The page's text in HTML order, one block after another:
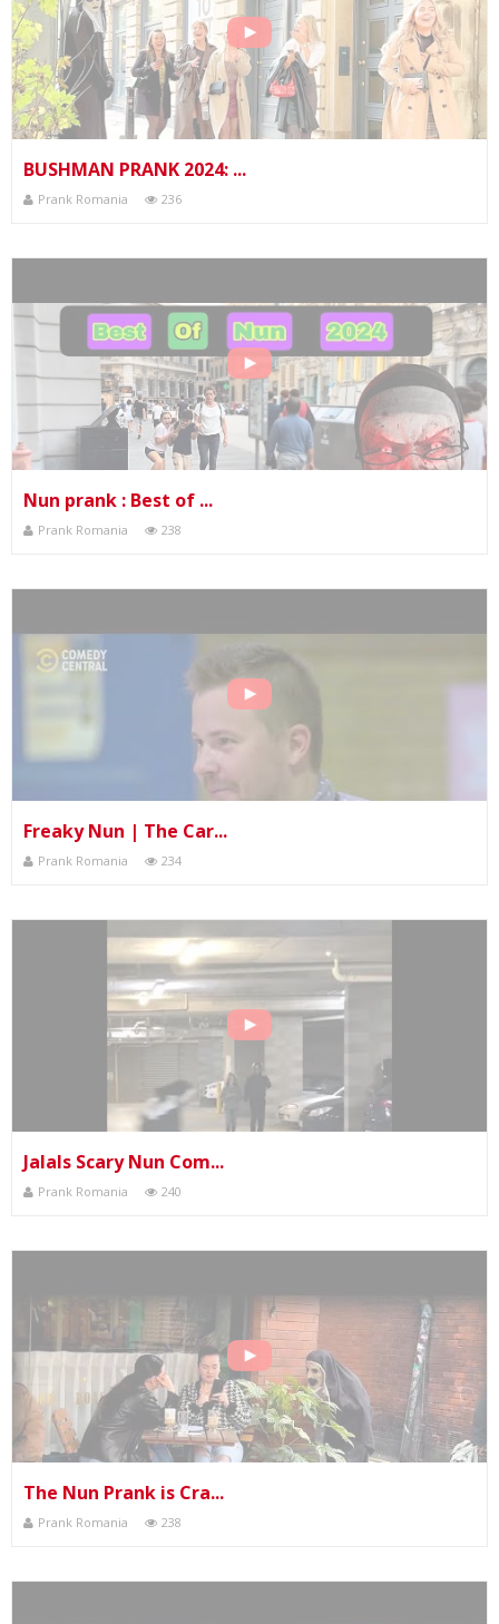
BUSHMAN PRANK 2024: ...
Prank Romania 236
Nun prank : Best of ...
Prank Romania 238
Freaky Nun | The Car...
Prank Romania 234
Jalals Scary Nun Com...
Prank Romania 240
The Nun Prank is Cra...
Prank Romania 238